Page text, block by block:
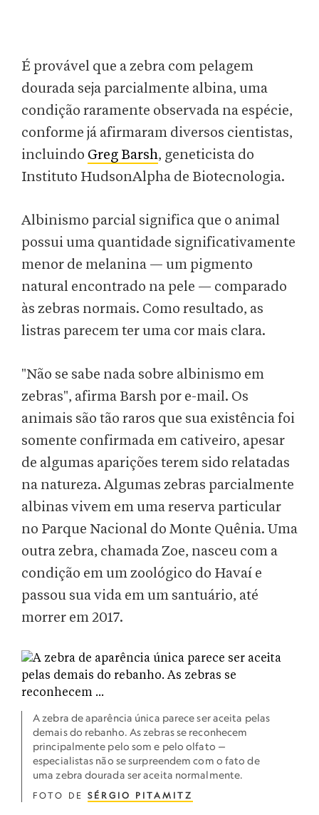
É provável que a zebra com pelagem
dourada seja parcialmente albina, uma
condição raramente observada na espécie,
conforme já afirmaram diversos cientistas,
incluindo Greg Barsh, geneticista do
Instituto HudsonAlpha de Biotecnologia.
Albinismo parcial significa que o animal
possui uma quantidade significativamente
menor de melanina — um pigmento
natural encontrado na pele — comparado
às zebras normais. Como resultado, as
listras parecem ter uma cor mais clara.
"Não se sabe nada sobre albinismo em
zebras", afirma Barsh por e-mail. Os
animais são tão raros que sua existência foi
somente confirmada em cativeiro, apesar
de algumas aparições terem sido relatadas
na natureza. Algumas zebras parcialmente
albinas vivem em uma reserva particular
no Parque Nacional do Monte Quênia. Uma
outra zebra, chamada Zoe, nasceu com a
condição em um zoológico do Havaí e
passou sua vida em um santuário, até
morrer em 2017.
A zebra de aparência única parece ser aceita pelas
demais do rebanho. As zebras se reconhecem
principalmente pelo som e pelo olfato —
especialistas não se surpreendem com o fato de
uma zebra dourada ser aceita normalmente.
FOTO DE SÉRGIO PITAMITZ